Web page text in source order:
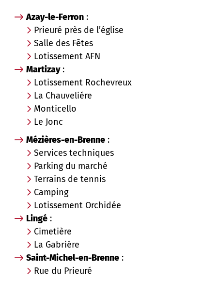
Azay-le-Ferron :
Prieuré près de l’église
Salle des Fêtes
Lotissement AFN
Martizay:
Lotissement Rochevreux
La Chauveliére
Monticello
Le Jonc
Mézières-en-Brenne :
Services techniques
Parking du marché
Terrains de tennis
Camping
Lotissement Orchidée
Lingé :
Cimetière
La Gabriére
Saint-Michel-en-Brenne :
Rue du Prieuré